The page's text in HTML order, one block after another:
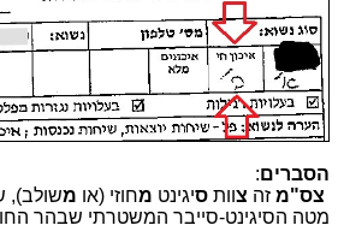
הסברים:
צס"מ זה צוות סיגינט מחוזי (או משולב),
מטה הסיגינט-סייבר המשטרתי שבהר